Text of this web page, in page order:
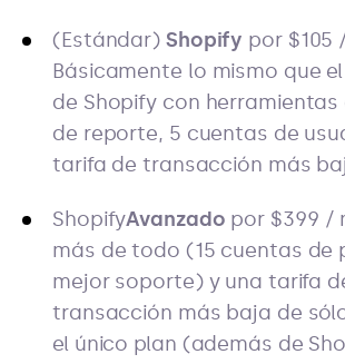
(Estándar) Shopify por $105
Básicamente lo mismo que
de Shopify con
de reporte, 5 cuentas de
tarifa de transacción más
ShopifyAvanzado por $399 /
más de todo (15 cuentas de
mejor soporte) y una tarifa
transacción más baja de
el único plan (además de